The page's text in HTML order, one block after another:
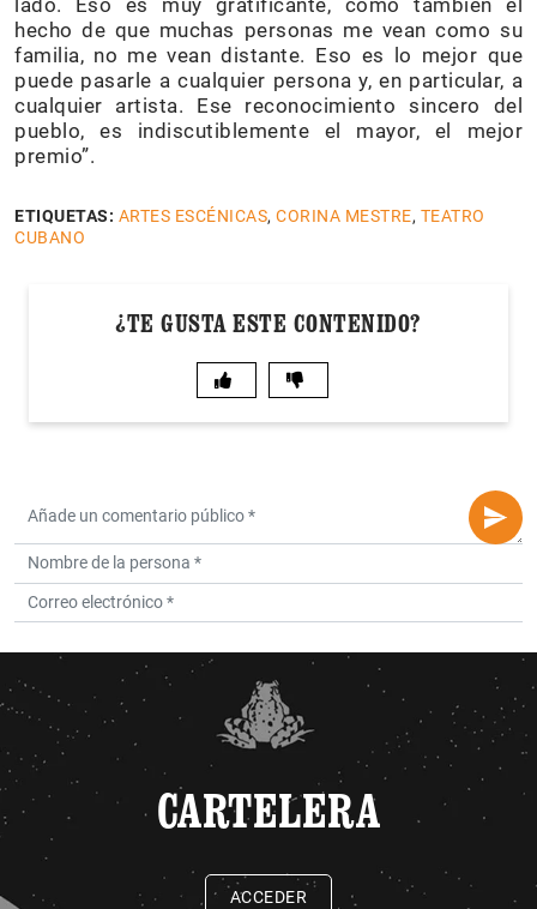
lado. Eso es muy gratificante, como también el
hecho de que muchas personas me vean como su
familia, no me vean distante. Eso es lo mejor que
puede pasarle a cualquier persona y, en particular, a
cualquier artista. Ese reconocimiento sincero del
pueblo, es indiscutiblemente el mayor, el mejor
premio”.
ETIQUETAS: ARTES ESCÉNICAS, CORINA MESTRE, TEATRO
CUBANO
¿TE GUSTA ESTE CONTENIDO?
CARTELERA
ACCEDER